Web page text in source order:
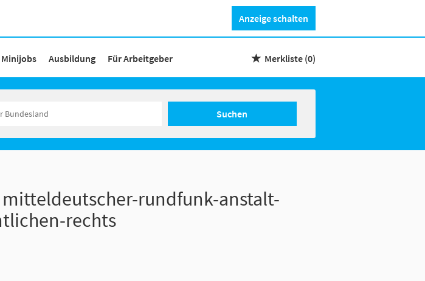
Anzeige schalten
Minijobs Ausbildung Für Arbeitgeber Merkliste (0)
Suchen
mitteldeutscher-rundfunk-anstalt-
rechts